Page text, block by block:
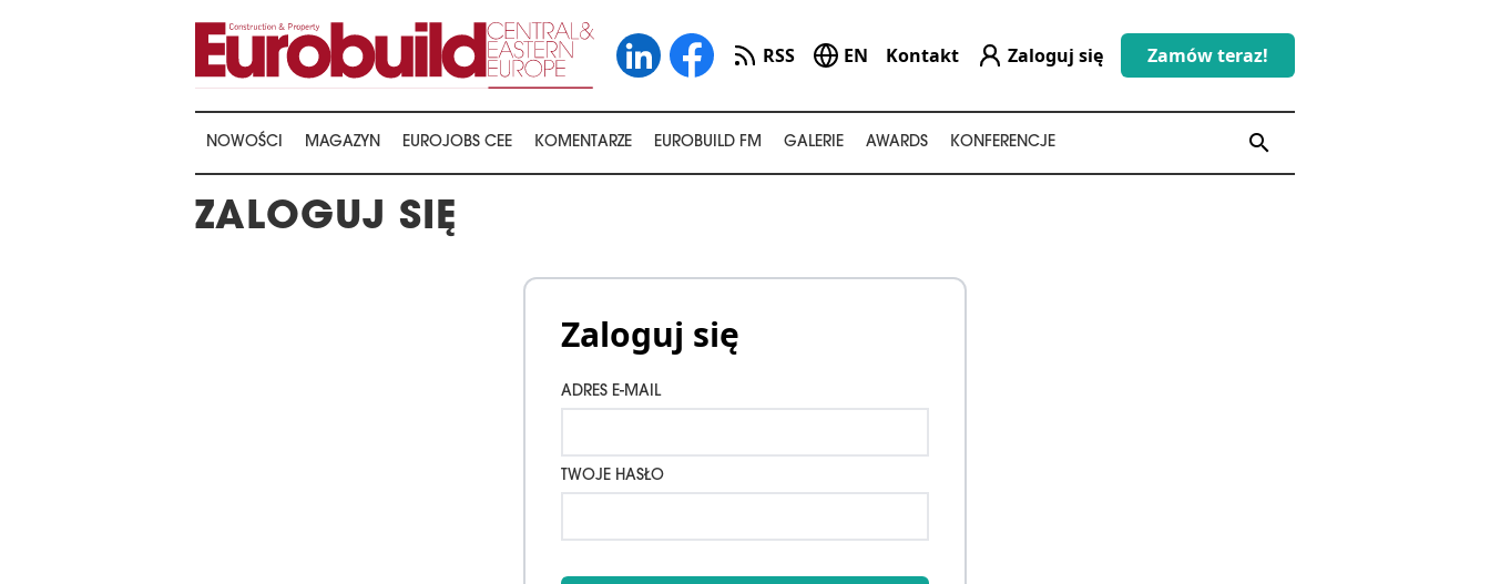
RSS EN Kontakt Zaloguj się Zamów teraz!
NOWOŚCI MAGAZYN EUROJOBS CEE KOMENTARZE EUROBUILD FM GALERIE AWARDS KONFERENCJE search
ZALOGUJ SIĘ
Zaloguj się
ADRES E-MAIL
TWOJE HASŁO